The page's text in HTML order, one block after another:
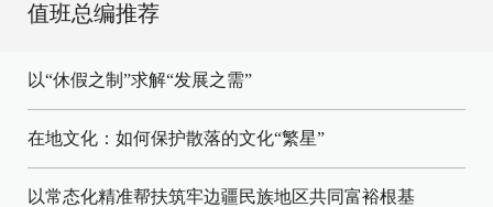
值班总编推荐
以“休假之制”求解“发展之需”
在地文化：如何保护散落的文化“繁星”
以常态化精准帮扶筑牢边疆民族地区共同富裕根基